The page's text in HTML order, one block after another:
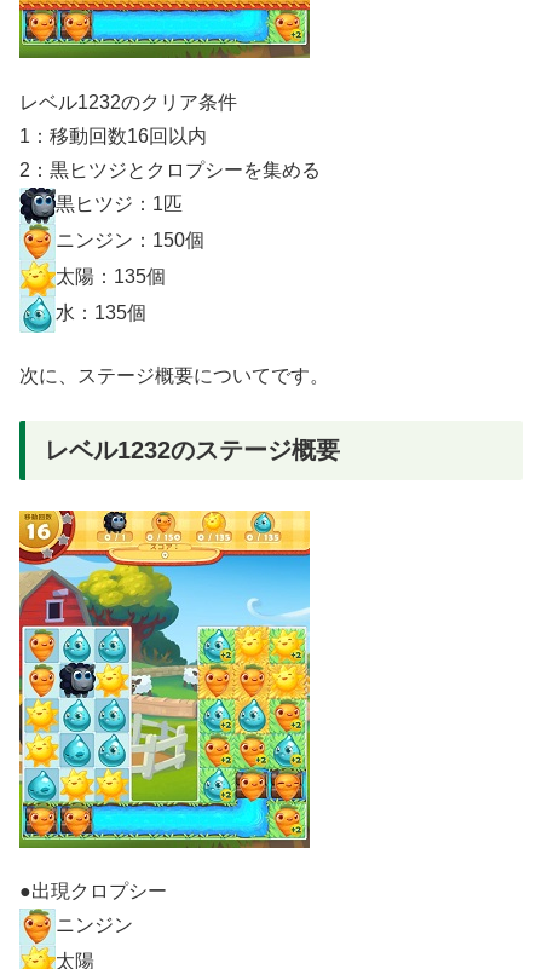
レベル1232のクリア条件
1：移動回数16回以内
2：黒ヒツジとクロプシーを集める
黒ヒツジ：1匹
ニンジン：150個
太陽：135個
水：135個
次に、ステージ概要についてです。
レベル1232のステージ概要
●出現クロプシー
ニンジン
太陽